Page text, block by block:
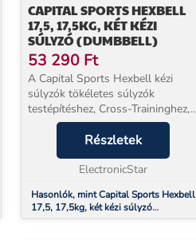
CAPITAL SPORTS HEXBELL
17,5, 17,5KG, KÉT KÉZI
SÚLYZÓ (DUMBBELL)
53 290 Ft
A Capital Sports Hexbell kézi
súlyzók tökéletes súlyzók
testépítéshez, Cross-Traininghez,
vagy funkcionális tréninghez.A
robusztus, keménygumiból
készült borítás alatt tökéletesen
kimért vas súlyok va...
Részletek
ElectronicStar
Hasonlók, mint Capital Sports Hexbell
17,5, 17,5kg, két kézi súlyzó
(dumbbell)